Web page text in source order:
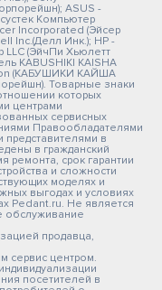
ASUS -
Компьютер
Incorporated (Эйсер
Inc.(Делл Инк.); HP -
LLC (ЭйчПи Хьюлетт
KABUSHIKI KAISHA
(КАБУШИКИ КАЙША
Товарные знаки
которых
центрами
сервисных
Правообладателями
в
в гражданский
ремонта, срок гарантии
и сложности
моделях и
выгодах и условиях
Pedant.ru. Не является
обслуживание
продавца,
сервис центром.
посетителей в